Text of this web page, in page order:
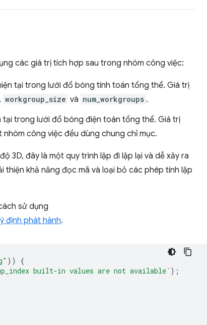
các giá trị tích hợp sau trong nhóm công việc:
tại trong lưới đổ bóng tính toán tổng thể. Giá trị
, workgroup_size và num_workgroups .
tại trong lưới đổ bóng điện toán tổng thể. Giá trị
công việc đều dùng chung chỉ mục.
3D, đây là một quy trình lặp đi lặp lại và dễ xảy ra
thiện khả năng đọc mã và loại bỏ các phép tính lặp
sử dụng
ý định phát hành.
))
{
built-in values are not available` );